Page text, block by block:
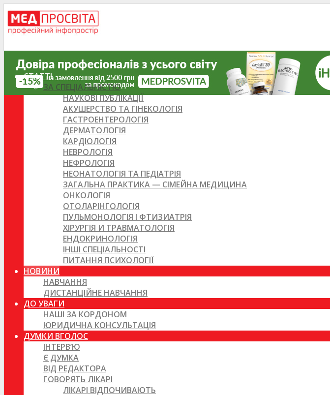
СТАТТІ
ЗА СПЕЦІАЛЬНІСТЮ
НАУКОВІ ПУБЛІКАЦІЇ
АКУШЕРСТВО ТА ГІНЕКОЛОГІЯ
ГАСТРОЕНТЕРОЛОГІЯ
ДЕРМАТОЛОГІЯ
КАРДІОЛОГІЯ
НЕВРОЛОГІЯ
НЕФРОЛОГІЯ
НЕОНАТОЛОГІЯ ТА ПЕДІАТРІЯ
ЗАГАЛЬНА ПРАКТИКА — СІМЕЙНА МЕДИЦИНА
ОНКОЛОГІЯ
ОТОЛАРІНГОЛОГІЯ
ПУЛЬМОНОЛОГІЯ І ФТИЗИАТРІЯ
ХІРУРГІЯ И ТРАВМАТОЛОГІЯ
ЕНДОКРИНОЛОГІЯ
ІНШІ СПЕЦІАЛЬНОСТІ
ПИТАННЯ ПСИХОЛОГІЇ
НОВИНИ
НАВЧАННЯ
ДИСТАНЦІЙНЕ НАВЧАННЯ
ДО УВАГИ
НАШІ ЗА КОРДОНОМ
ЮРИДИЧНА КОНСУЛЬТАЦІЯ
ДУМКИ ВГОЛОС
ІНТЕРВ’Ю
Є ДУМКА
ВІД РЕДАКТОРА
ГОВОРЯТЬ ЛІКАРІ
ЛІКАРІ ВІДПОЧИВАЮТЬ